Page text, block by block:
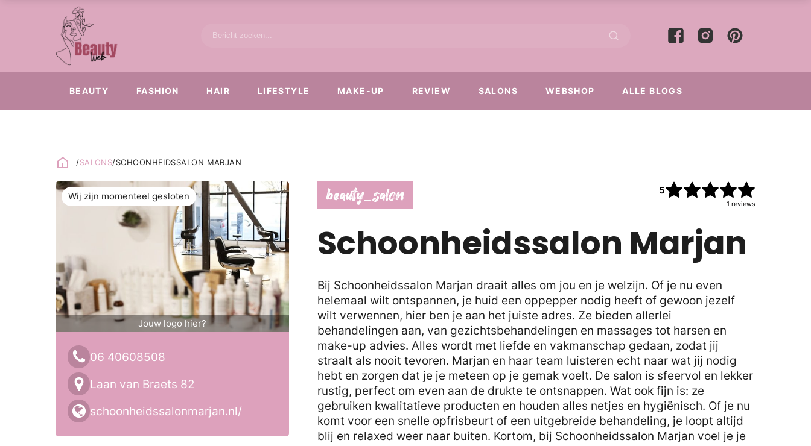
BEAUTY FASHION HAIR LIFESTYLE MAKE-UP REVIEW SALONS WEBSHOP ALLE BLOGS
/SALONS/SCHOONHEIDSSALON MARJAN
Jouw logo hier?
Wij zijn momenteel gesloten
06 40608508
Laan van Braets 82
schoonheidssalonmarjan.nl/
beauty_salon
Schoonheidssalon Marjan
Bij Schoonheidssalon Marjan draait alles om jou en je welzijn. Of je nu even
helemaal wilt ontspannen, je huid een oppepper nodig heeft of gewoon jezelf
wilt verwennen, hier ben je aan het juiste adres. Ze bieden allerlei
behandelingen aan, van gezichtsbehandelingen en massages tot harsen en
make-up advies. Alles wordt met liefde en vakmanschap gedaan, zodat jij
straalt als nooit tevoren. Marjan en haar team luisteren echt naar wat jij nodig
hebt en zorgen dat je je meteen op je gemak voelt. De salon is sfeervol en lekker
rustig, perfect om even aan de drukte te ontsnappen. Wat ook fijn is: ze
gebruiken kwalitatieve producten en houden alles netjes en hygiënisch. Of je nu
komt voor een snelle opfrisbeurt of een uitgebreide behandeling, je loopt altijd
blij en relaxed weer naar buiten. Kortom, bij Schoonheidssalon Marjan voel je je
5
1 reviews